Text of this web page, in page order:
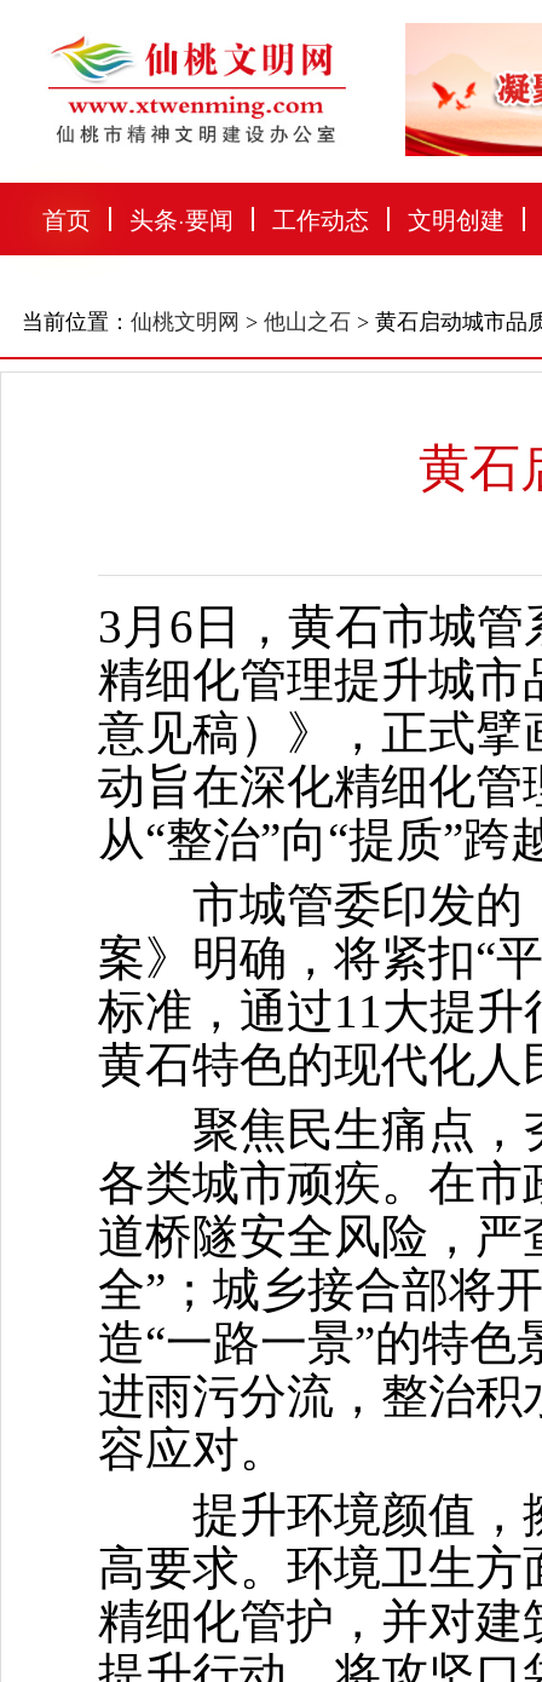
首页 头条·要闻 工作动态 文明创建
当前位置： 仙桃文明网 > 他山之石 > 黄石启动城市品
黄石
3月6日，黄石市城
精细化管理提升城
意见稿）》，正式
动旨在深化精细化管
从“整治”向“提质”跨
市城管委印发的《
案》明确，将紧扣“
标准，通过11大提
黄石特色的现代化人
聚焦民生痛点，夯
各类城市顽疾。在
道桥隧安全风险，严
全”；城乡接合部将
造“一路一景”的特
进雨污分流，整治
容应对。
提升环境颜值，擦
高要求。环境卫生
精细化管护，并对